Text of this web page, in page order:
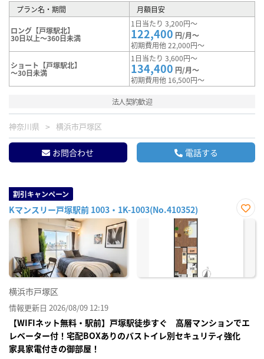
プラン名・期間 月額目安
ロング【戸塚駅北】
30日以上～360日未満
1日当たり 3,200円～
122,400 円/月～
初期費用他 22,000円～
ショート【戸塚駅北】
～30日未満
1日当たり 3,600円～
134,400 円/月～
初期費用他 16,500円～
法人契約歓迎
神奈川県 横浜市戸塚区
お問合わせ 電話する
割引キャンペーン
Kマンスリー戸塚駅前 1003・1K-1003(No.410352)
お気
横浜市戸塚区
情報更新日 2026/08/09 12:19
【WIFIネット無料・駅前】戸塚駅徒歩すぐ 高層マンションでエ
レベーター付！宅配BOXありのバストイレ別セキュリティ強化
家具家電付きの御部屋！